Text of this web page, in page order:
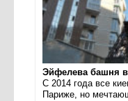
Эйфелева башня
С 2014 года все
Париже, но